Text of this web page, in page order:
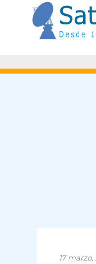
contenido
17